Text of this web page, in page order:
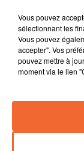
Baubigné sera
la Compagnie
L'Assemblée
hier soir,
Vous pouvez
sélectionnant les
Vous pouvez
accepter". Vos
pouvez mettre à
moment via le lien